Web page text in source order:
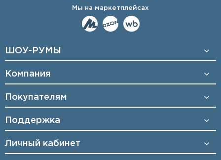
Мы на маркетплейсах
ШОУ-РУМЫ
Компания
Покупателям
Поддержка
Личный кабинет